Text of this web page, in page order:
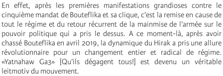
En effet, après les premières manifestations grandioses contre le
cinquième mandat de Bouteflika et sa clique, c’est la remise en cause de
tout le régime et du retour récurrent de la mainmise de l’armée sur le
pouvoir politique qui a pris le dessus. A ce moment-là, après avoir
chassé Bouteflika en avril 2019, la dynamique du Hirak a pris une allure
révolutionnaire pour un changement entier et radical de régime.
«Yatnahaw Ga3» [Qu’ils dégagent tous!] est devenu un véritable
leitmotiv du mouvement.